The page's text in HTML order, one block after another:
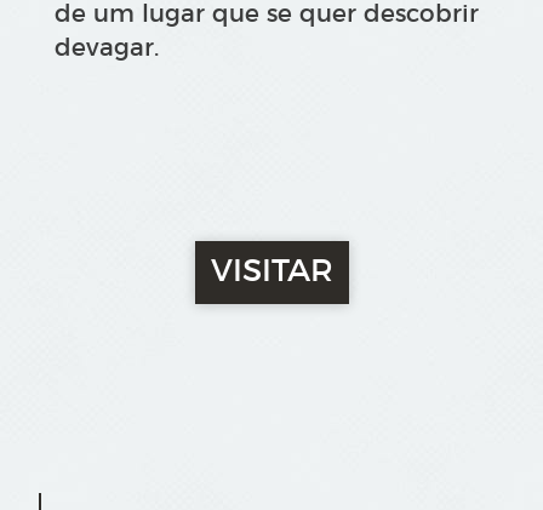
de um lugar que se quer descobrir
devagar.
VISITAR